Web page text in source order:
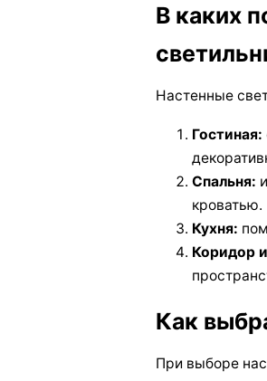
В каких
Настенные
Гостиная:
Спальня:
кроватью.
Кухня:
Коридор
Как
При выборе